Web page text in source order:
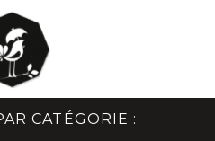
CATÉGORIE :